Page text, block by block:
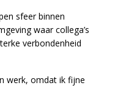
sfeer binnen
waar collega’s
verbondenheid
werk, omdat ik fijne